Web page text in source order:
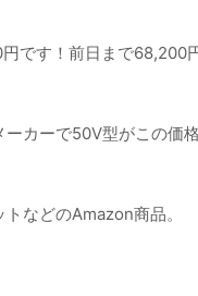
です！前日まで68,200
カーで50V型がこの価
などのAmazon商品。